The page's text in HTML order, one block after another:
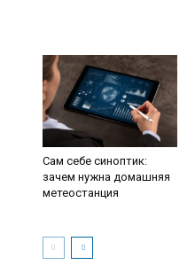
Сам себе синоптик:
зачем нужна домашняя
метеостанция